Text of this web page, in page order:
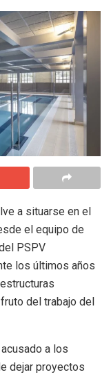
a situarse en el
el equipo de
PSPV
los últimos años
del trabajo del
a los
dejar proyectos